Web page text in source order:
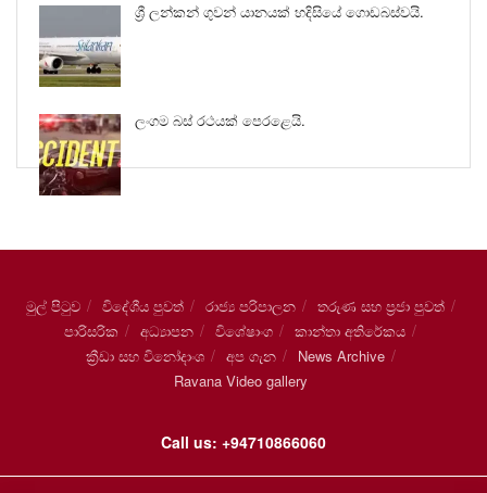
ශ්‍රී ලන්කන් ගුවන් යානයක් හදිසියේ ගොඩබස්වයි.
ලංගම බස් රථයක් පෙරළෙයි.
මුල් පිටුව විදේශීය පුවත් රාජ්‍ය පරිපාලන
තරුණ සහ ප්‍රජා පුවත්
පාරිසරික
අධ්‍යාපන විශේෂාංග
කාන්තා අතිරේකය
ක්‍රීඩා සහ විනෝදාංශ
අප ගැන
News Archive
Ravana Video gallery
Call us: +94710866060